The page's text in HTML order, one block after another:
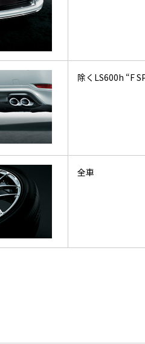
除くLS600h “F
全車